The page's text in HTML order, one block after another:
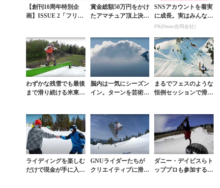
【創刊10周年特別企
画】ISSUE 2「フリー
章〉フリースタ...
賞金総額50万円をかけ
たアマチュア頂上決戦
SNSアカウントを着実
に成長。実はみんなコ
コ使ってます。
PR(Dreaw合同会社)
わずかな残雪でも最後
まで滑り続ける米東海
脳内は一気にシーズン
イン。ターンを芸術へ
まるでフェスのような
恒例セッションで滑り
ライディングを楽しむ
だけで現金が手に入
GNUライダーたちが
クリエイティブに滑る
ダニー・デイビスらト
ッププロも参加する米